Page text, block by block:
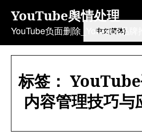
content
YouTube舆情处理
YouTube负面删除_YouTube品牌
标签：
内容管理技巧与